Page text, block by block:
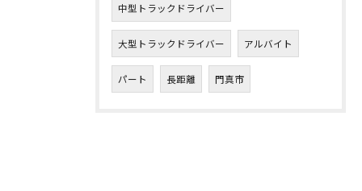
中型トラックドライバー
大型トラックドライバー アルバイト
パート 長距離 門真市